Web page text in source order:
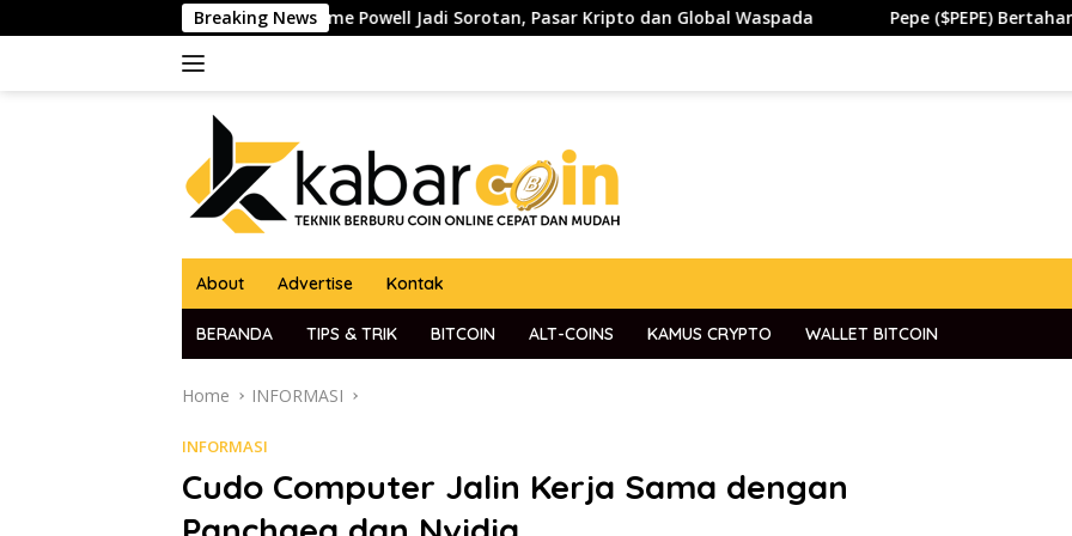
to
Breaking News
Ketua The Fed Jerome Powell Jadi Sorotan, Pasar Kripto dan Global Waspada Pepe ($PEPE) Bertahan di Zona
About Advertise Kontak
BERANDA TIPS & TRIK BITCOIN ALT-COINS KAMUS CRYPTO WALLET BITCOIN
Home INFORMASI
INFORMASI
Cudo Computer Jalin Kerja Sama dengan